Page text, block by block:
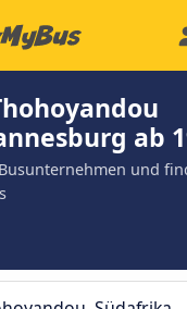
ab
und